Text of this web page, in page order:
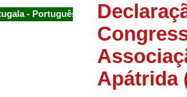
‑ Português
Apátrida